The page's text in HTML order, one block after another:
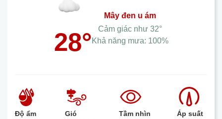
28°
mây đen u ám
Cảm giác như 32°
Khả năng mưa: 100%
Độ ẩm
Gió
Tầm nhìn
Áp suất